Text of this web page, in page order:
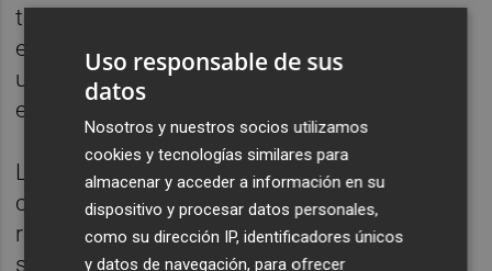
tercio de las personas con menor formación
estaban en riesgo (34,2%), frente a apenas
un 10,3% entre quienes contaban con
estudios superiores.
Las personas desempleadas constituyen el
colectivo más vulnerable, con un 66,3% en
riesgo de pobreza o exclusión social,
seguidas por las personas inactivas (44,3%).
Uso responsable de sus
datos
Nosotros y nuestros socios utilizamos
cookies y tecnologías similares para
almacenar y acceder a información en su
dispositivo y procesar datos personales,
como su dirección IP, identificadores únicos
y datos de navegación, para ofrecer